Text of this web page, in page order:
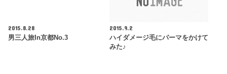
2015.8.28
男三人旅in京都no.3
2015.9.2
ハイダメージ毛にパーマをかけて
みた♪